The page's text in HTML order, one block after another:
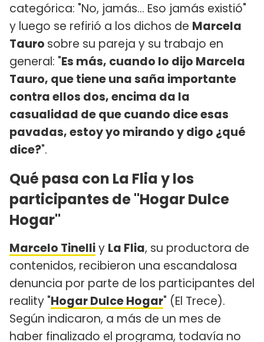
categórica: "No, jamás... Eso jamás existió"
y luego se refirió a los dichos de Marcela
Tauro sobre su pareja y su trabajo en
general: "Es más, cuando lo dijo Marcela
Tauro, que tiene una saña importante
contra ellos dos, encima da la
casualidad de que cuando dice esas
pavadas, estoy yo mirando y digo ¿qué
dice?".
Qué pasa con La Flia y los
participantes de "Hogar Dulce
Hogar"
Marcelo Tinelliy La Flia, su productora de
contenidos, recibieron una escandalosa
denuncia por parte de los participantes del
reality "Hogar Dulce Hogar" (El Trece).
Según indicaron, a más de un mes de
haber finalizado el programa, todavía no